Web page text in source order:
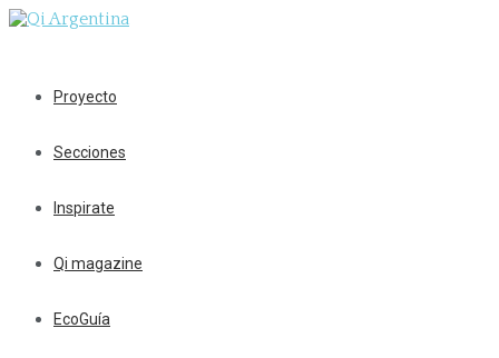
Proyecto
Secciones
Inspirate
Qi magazine
EcoGuía